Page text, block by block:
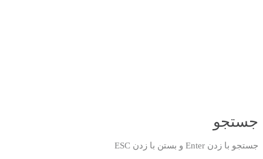
جستجو
جستجو با زدن Enter و بستن با زدن ESC